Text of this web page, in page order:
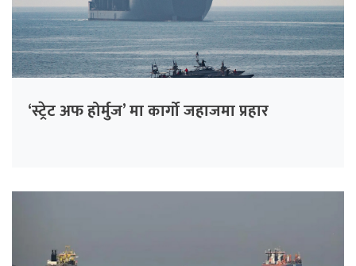
‘स्ट्रेट अफ होर्मुज’ मा कार्गो जहाजमा प्रहार